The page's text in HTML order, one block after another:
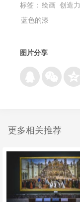
标签： 绘画 创造力
蓝色的漆
图片分享
更多相关推荐